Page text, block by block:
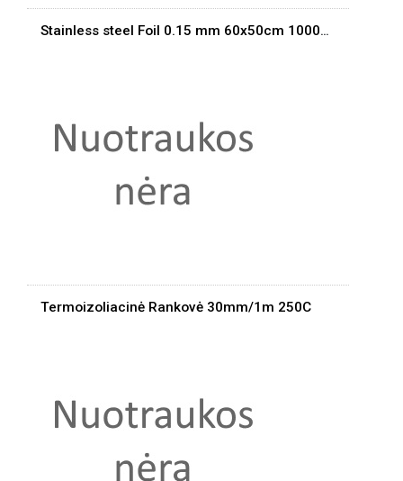
Stainless steel Foil 0.15 mm 60x50cm 1000degr
Termoizoliacinė Rankovė 30mm/1m 250C